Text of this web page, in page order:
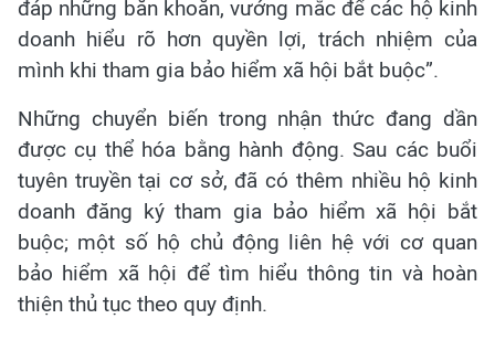
đáp những băn khoăn, vướng mắc để các hộ kinh
doanh hiểu rõ hơn quyền lợi, trách nhiệm của
mình khi tham gia bảo hiểm xã hội bắt buộc”.
Những chuyển biến trong nhận thức đang dần
được cụ thể hóa bằng hành động. Sau các buổi
tuyên truyền tại cơ sở, đã có thêm nhiều hộ kinh
doanh đăng ký tham gia bảo hiểm xã hội bắt
buộc; một số hộ chủ động liên hệ với cơ quan
bảo hiểm xã hội để tìm hiểu thông tin và hoàn
thiện thủ tục theo quy định.